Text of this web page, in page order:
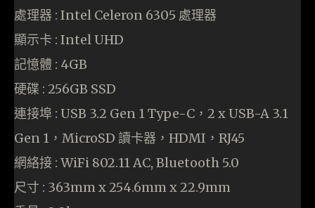
處理器 : Intel Celeron 6305 處理器
顯示卡 : Intel UHD
記憶體 : 4GB
硬碟 : 256GB SSD
連接埠 : USB 3.2 Gen 1 Type-C，2 x USB-A 3.1
Gen 1，MicroSD 讀卡器，HDMI，RJ45
網絡接 : WiFi 802.11 AC, Bluetooth 5.0
尺寸 : 363mm x 254.6mm x 22.9mm